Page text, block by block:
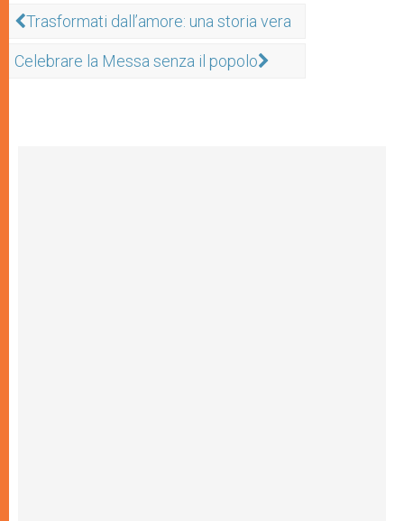
Trasformati dall’amore: una storia vera
Celebrare la Messa senza il popolo